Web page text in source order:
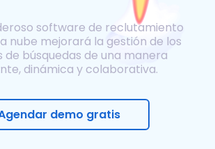
software de reclutamiento
nube mejorará la gestión de los
de búsquedas de una manera
dinámica y colaborativa.
demo gratis